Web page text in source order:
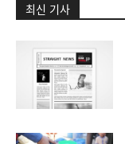
최신 기사